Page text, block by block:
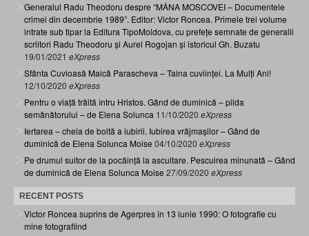
Generalul Radu Theodoru despre “MÂNA MOSCOVEI – Documentele
crimei din decembrie 1989”. Editor: Victor Roncea. Primele trei volume
intrate sub tipar la Editura TipoMoldova, cu prefețe semnate de generalii
scriitori Radu Theodoru și Aurel Rogojan și istoricul Gh. Buzatu
19/01/2021 eXpress
Sfânta Cuvioasă Maică Parascheva – Taina cuviinței. La Mulți Ani!
12/10/2020 eXpress
Pentru o viață trăită întru Hristos. Gând de duminică – pilda
semănătorului – de Elena Solunca 11/10/2020 eXpress
Iertarea – cheia de boltă a iubirii. Iubirea vrăjmașilor – Gând de
duminică de Elena Solunca Moise 04/10/2020 eXpress
Pe drumul suitor de la pocăință la ascultare. Pescuirea minunată – Gând
de duminică de Elena Solunca Moise 27/09/2020 eXpress
RECENT POSTS
Victor Roncea suprins de Agerpres în 13 iunie 1990: O fotografie cu
mine fotografiind